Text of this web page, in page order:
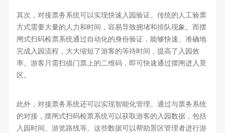
其次，对接票务系统可以实现快速入园验证。传统的人工验票
方式需要大量的人力和时间，容易导致拥堵和排队现象。而摆
闸式扫码检票系统通过自动化的身份验证，能够快速、准确地
完成入园流程，大大缩短了游客的等待时间，提高了入园效
率。游客只需扫描门票上的二维码，即可快速通过摆闸进入景
区。
此外，对接票务系统还可以实现智能化管理。通过与票务系统
的对接，摆闸式扫码检票系统可以获取游客的入园数据，包括
入园时间、游览路线等。这些数据可以帮助景区管理者进行游